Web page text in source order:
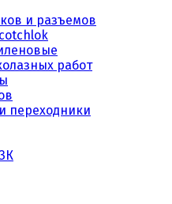
и разъемов
работ
переходники